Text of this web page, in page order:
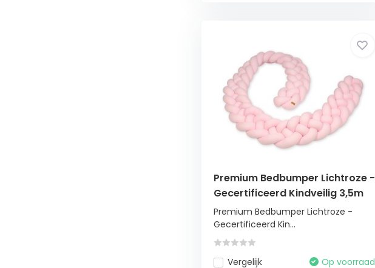
Premium Bedbumper Lichtroze -
Gecertificeerd Kindveilig 3,5m
Premium Bedbumper Lichtroze -
Gecertificeerd Kin...
Vergelijk Op voorraad